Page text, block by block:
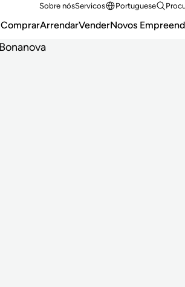
Sobre nósServicos Portuguese
ComprarArrendarVenderNovos